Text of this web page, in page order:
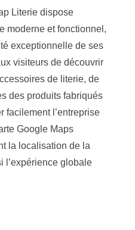
Literie dispose
moderne et fonctionnel,
exceptionnelle de ses
visiteurs de découvrir
de literie, de
des produits fabriqués
facilement l’entreprise
Google Maps
la localisation de la
l’expérience globale